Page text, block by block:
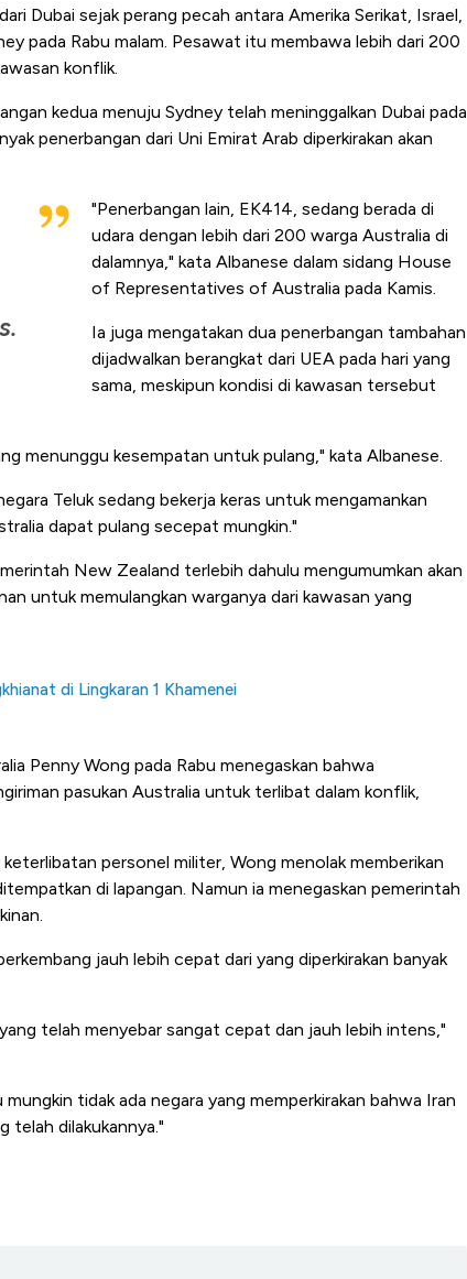
Dubai sejak perang pecah antara Amerika Serikat, Israel,
pada Rabu malam. Pesawat itu membawa lebih dari 200
konflik.
kedua menuju Sydney telah meninggalkan Dubai pada
penerbangan dari Uni Emirat Arab diperkirakan akan
"Penerbangan lain, EK414, sedang berada di
udara dengan lebih dari 200 warga Australia di
dalamnya," kata Albanese dalam sidang House
of Representatives of Australia pada Kamis.
Ia juga mengatakan dua penerbangan tambahan
dijadwalkan berangkat dari UEA pada hari yang
sama, meskipun kondisi di kawasan tersebut
menunggu kesempatan untuk pulang," kata Albanese.
Teluk sedang bekerja keras untuk mengamankan
dapat pulang secepat mungkin."
New Zealand terlebih dahulu mengumumkan akan
untuk memulangkan warganya dari kawasan yang
di Lingkaran 1 Khamenei
Penny Wong pada Rabu menegaskan bahwa
pasukan Australia untuk terlibat dalam konflik,
personel militer, Wong menolak memberikan
di lapangan. Namun ia menegaskan pemerintah
jauh lebih cepat dari yang diperkirakan banyak
telah menyebar sangat cepat dan jauh lebih intens,"
tidak ada negara yang memperkirakan bahwa Iran
telah dilakukannya."
Adu Panas Kinerja Emiten Minyak RI,
Mana yang Cuannya Paling Menyala?